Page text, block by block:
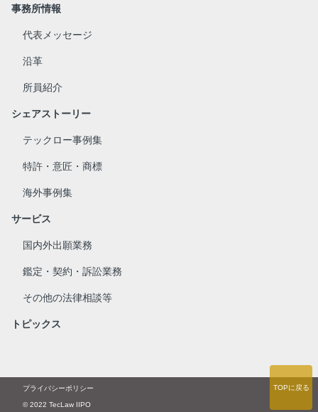
事務所情報
代表メッセージ
沿革
所員紹介
シェアストーリー
テックロー事例集
特許・意匠・商標
海外事例集
サービス
国内外出願業務
鑑定・契約・訴訟業務
その他の法律相談等
トピックス
プライバシーポリシー
© 2022 TecLaw IIPO
TOPに戻る